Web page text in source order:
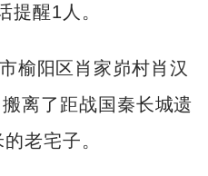
提醒1人。
榆阳区肖家峁村肖汉
离了距战国秦长城遗
老宅子。